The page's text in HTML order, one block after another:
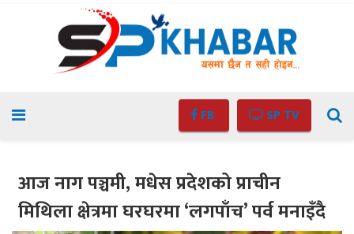
FB SP TV
आज नाग पञ्चमी, मधेस प्रदेशको प्राचीन
मिथिला क्षेत्रमा घरघरमा ‘लगपाँच’ पर्व मनाइँदै